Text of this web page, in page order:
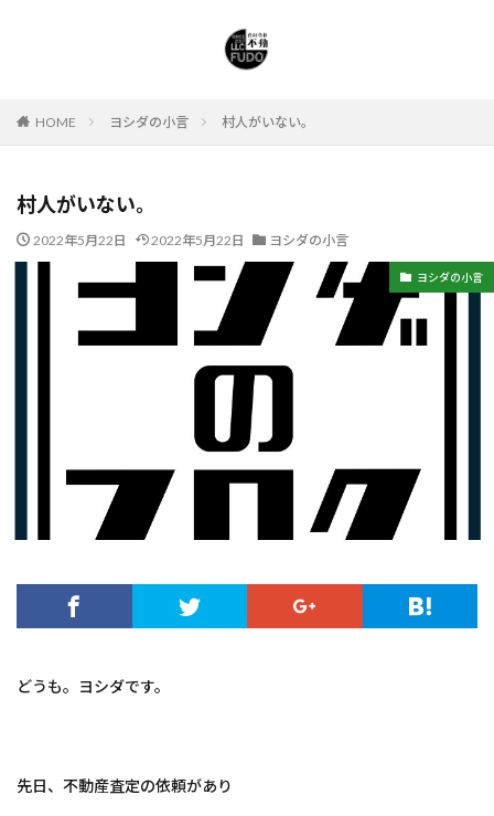
HOME ヨシダの小言 村人がいない。
村人がいない。
2022年5月22日 2022年5月22日 ヨシダの小言
ヨシダの小言
どうも。ヨシダです。
先日、不動産査定の依頼があり